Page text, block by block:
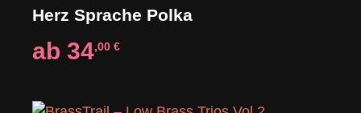
Herz Sprache Polka
ab34,00€